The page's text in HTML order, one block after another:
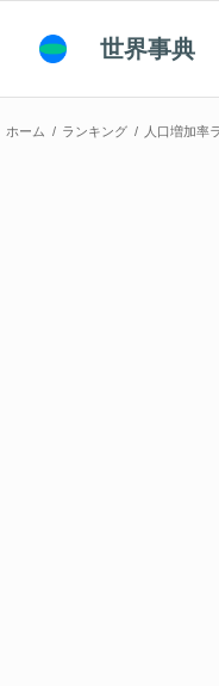
世界事典
ホーム / ランキング / 人口増加率